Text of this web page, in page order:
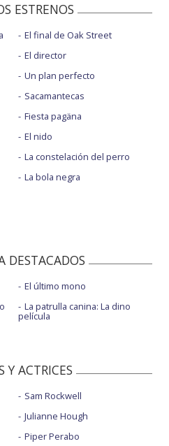
ESTRENOS
El final de Oak Street
El director
Un plan perfecto
Sacamantecas
Fiesta pagäna
El nido
La constelación del perro
La bola negra
DESTACADOS
El último mono
La patrulla canina: La dino
película
Y ACTRICES
Sam Rockwell
Julianne Hough
Piper Perabo